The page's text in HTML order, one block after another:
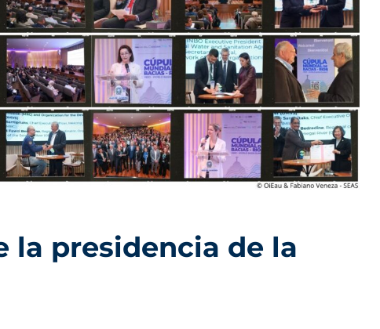
la presidencia de la